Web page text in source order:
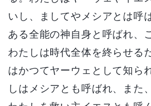
いし、ましてやメシアとは呼
ある全能の神自身と呼ばれ、
わたしは時代全体を終らせる
はかつてヤーウェとして知ら
しはメシアとも呼ばれ、また